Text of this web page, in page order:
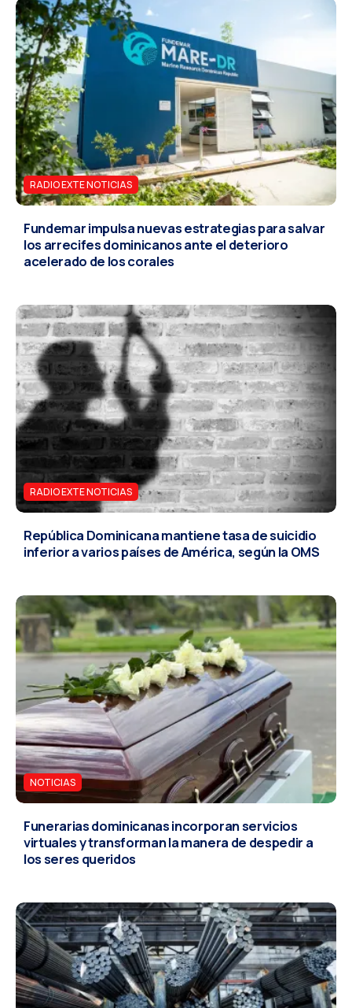
RADIO EXTE NOTICIAS
Fundemar impulsa nuevas estrategias para salvar
los arrecifes dominicanos ante el deterioro
acelerado de los corales
RADIO EXTE NOTICIAS
República Dominicana mantiene tasa de suicidio
inferior a varios países de América, según la OMS
NOTICIAS
Funerarias dominicanas incorporan servicios
virtuales y transforman la manera de despedir a
los seres queridos